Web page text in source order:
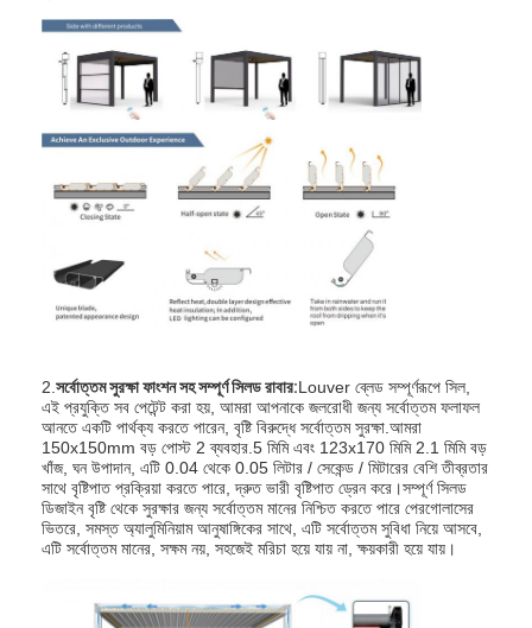
ভিডিও
আমাদের সম্পর্কে
গুণমান নিয়ন্ত্রণ
খবর
অ্যালুমিনিয়াম ল্যাভারযুক্ত পারগোল
মোটর চালিত অ্যালুমিনিয়াম পারগোলা
প্রসারিত কাপড়ের পেরগোলাস
2.সর্বোত্তম সুরক্ষা ফাংশন সহ সম্পূর্ণ সিলড রাবার:Louver ব্লেড সম্পূর্ণরূপে সিল,
এই প্রযুক্তি সব পেটেন্ট করা হয়, আমরা আপনাকে জলরোধী জন্য সর্বোত্তম ফলাফল
আনতে একটি পার্থক্য করতে পারেন, বৃষ্টি বিরুদ্ধে সর্বোত্তম সুরক্ষা.আমরা
150x150mm বড় পোস্ট 2 ব্যবহার.5 মিমি এবং 123x170 মিমি 2.1 মিমি বড়
খাঁজ, ঘন উপাদান, এটি 0.04 থেকে 0.05 লিটার / সেকেন্ড / মিটারের বেশি তীব্রতার
সাথে বৃষ্টিপাত প্রক্রিয়া করতে পারে, দ্রুত ভারী বৃষ্টিপাত ড্রেন করে।সম্পূর্ণ সিলড
ডিজাইন বৃষ্টি থেকে সুরক্ষার জন্য সর্বোত্তম মানের নিশ্চিত করতে পারে পেরগোলাসের
ভিতরে, সমস্ত অ্যালুমিনিয়াম আনুষাঙ্গিকের সাথে, এটি সর্বোত্তম সুবিধা নিয়ে আসবে,
এটি সর্বোত্তম মানের, সক্ষম নয়, সহজেই মরিচা হয়ে যায় না, ক্ষয়কারী হয়ে যায়।